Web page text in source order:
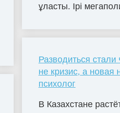
ұласты. Ірі
Разводиться
не кризис, а новая
психолог
В Казахстане